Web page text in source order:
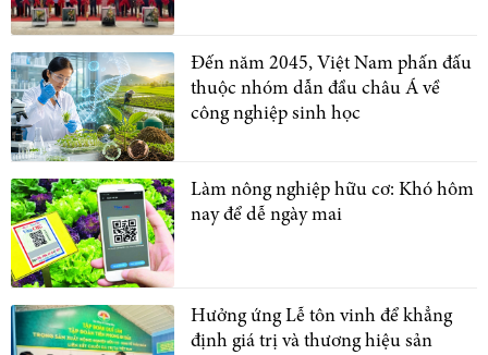
Đến năm 2045, Việt Nam phấn đấu
thuộc nhóm dẫn đầu châu Á về
công nghiệp sinh học
Làm nông nghiệp hữu cơ: Khó hôm
nay để dễ ngày mai
Hưởng ứng Lễ tôn vinh để khẳng
định giá trị và thương hiệu sản